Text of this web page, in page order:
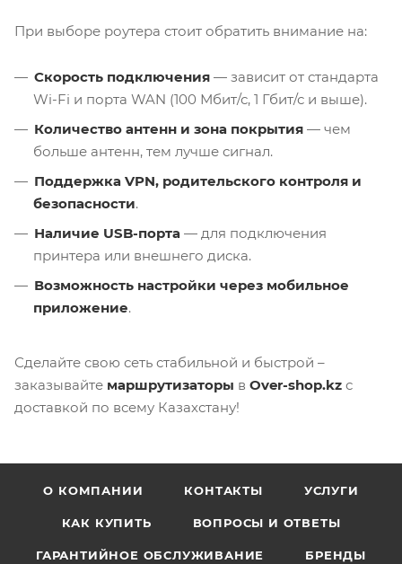
При выборе роутера стоит обратить внимание на:
Скорость подключения — зависит от стандарта
Wi-Fi и порта WAN (100 Мбит/с, 1 Гбит/с и выше).
Количество антенн и зона покрытия — чем
больше антенн, тем лучше сигнал.
Поддержка VPN, родительского контроля и
безопасности.
Наличие USB-порта — для подключения
принтера или внешнего диска.
Возможность настройки через мобильное
приложение.
Сделайте свою сеть стабильной и быстрой –
заказывайте маршрутизаторы в Over-shop.kz с
доставкой по всему Казахстану!
О КОМПАНИИ КОНТАКТЫ УСЛУГИ
КАК КУПИТЬ ВОПРОСЫ И ОТВЕТЫ
ГАРАНТИЙНОЕ ОБСЛУЖИВАНИЕ БРЕНДЫ